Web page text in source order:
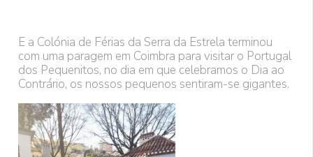
E a Colónia de Férias da Serra da Estrela terminou
com uma paragem em Coimbra para visitar o Portugal
dos Pequenitos, no dia em que celebramos o Dia ao
Contrário, os nossos pequenos sentiram-se gigantes.